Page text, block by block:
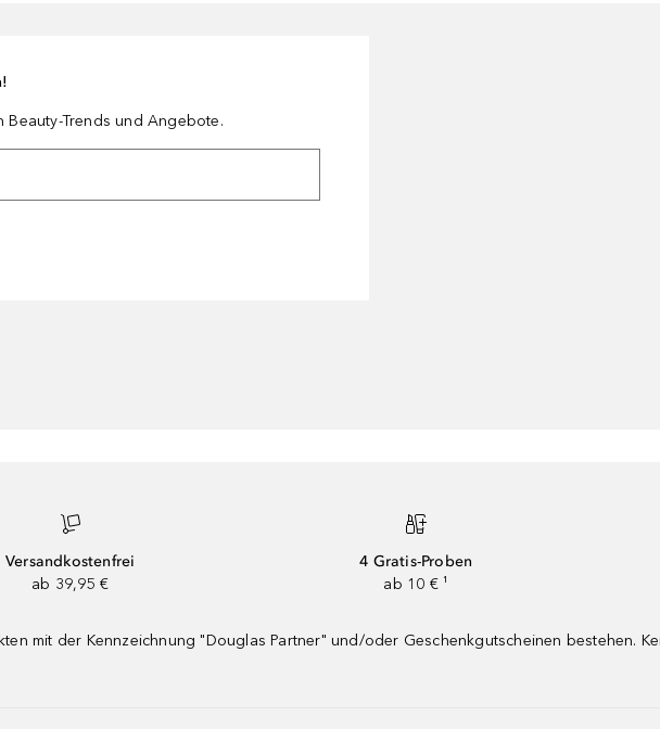
Trends und Angebote.
Versandkostenfrei
ab 39,95 €
4 Gratis-Proben
ab 10 € ¹
mit der Kennzeichnung "Douglas Partner" und/oder Geschenkgutscheinen bestehen.